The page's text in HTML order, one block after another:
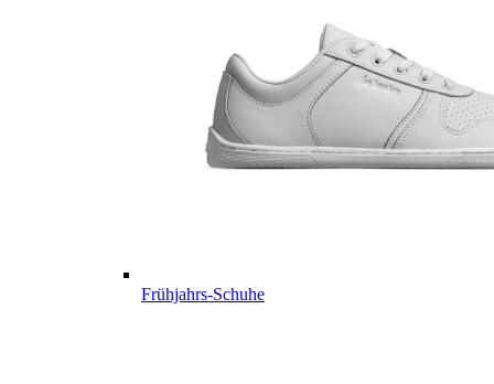
Frühjahrs-Schuhe